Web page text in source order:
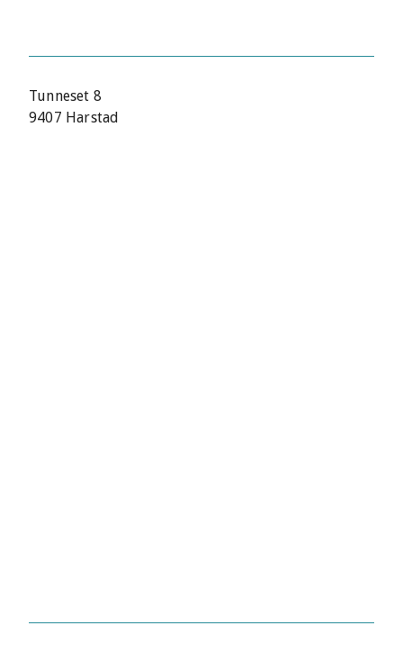
Tunneset 8
9407 Harstad